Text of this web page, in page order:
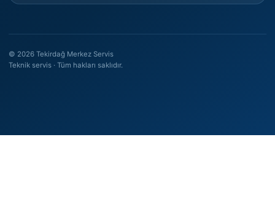
© 2026 Tekirdağ Merkez Servis
Teknik servis · Tüm hakları saklıdır.